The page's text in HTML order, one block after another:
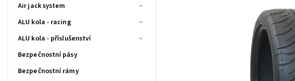
Air jack system
ALU kola - racing
ALU kola - příslušenství
Bezpečnostní pásy
Bezpečnostní rámy